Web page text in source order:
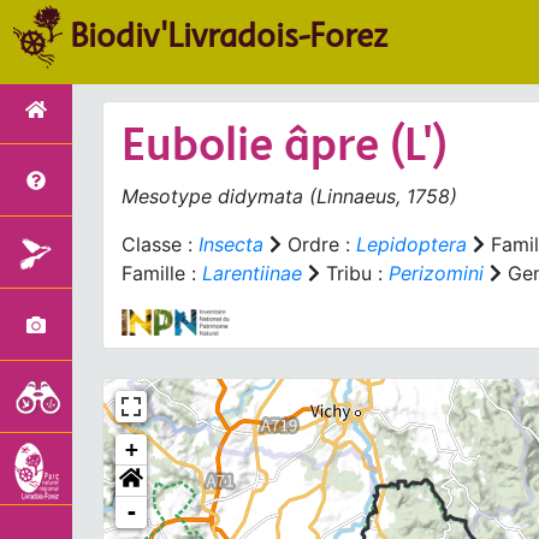
Biodiv'Livradois-Forez
Eubolie âpre (L')
Mesotype didymata (Linnaeus, 1758)
Classe : Insecta Ordre : Lepidoptera
Famille : Larentiinae Tribu : Perizomini
+
-